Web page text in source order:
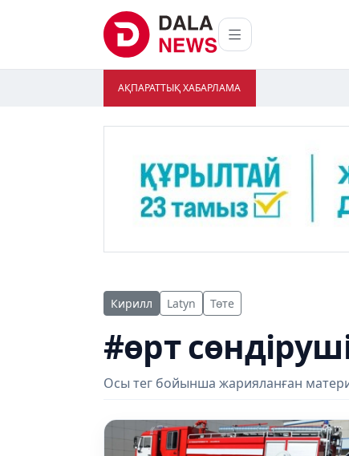
АҚПАРАТТЫҚ ХАБАРЛАМА
Кирилл Latyn Төте
#өрт
Осы тег бойынша жарияланған